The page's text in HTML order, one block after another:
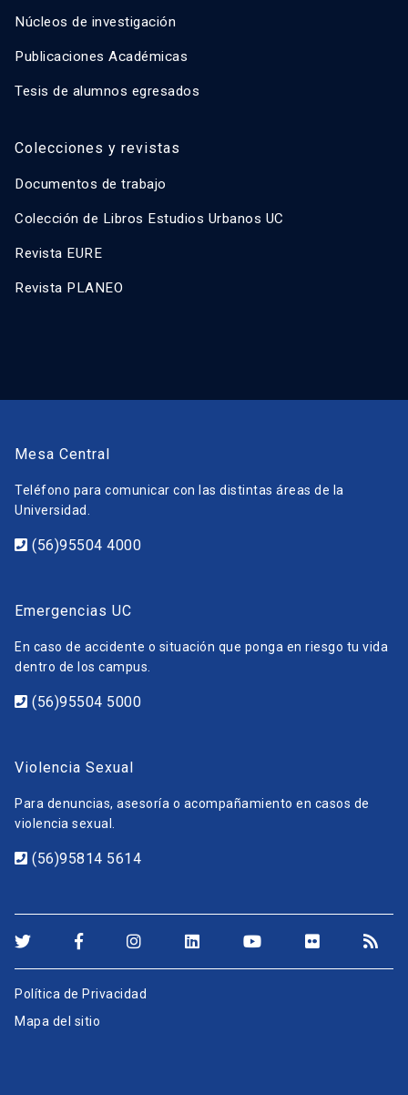
Núcleos de investigación
Publicaciones Académicas
Tesis de alumnos egresados
Colecciones y revistas
Documentos de trabajo
Colección de Libros Estudios Urbanos UC
Revista EURE
Revista PLANEO
Mesa Central
Teléfono para comunicar con las distintas áreas de la
Universidad.
(56)95504 4000
Emergencias UC
En caso de accidente o situación que ponga en riesgo tu vida
dentro de los campus.
(56)95504 5000
Violencia Sexual
Para denuncias, asesoría o acompañamiento en casos de
violencia sexual.
(56)95814 5614
Política de Privacidad
Mapa del sitio